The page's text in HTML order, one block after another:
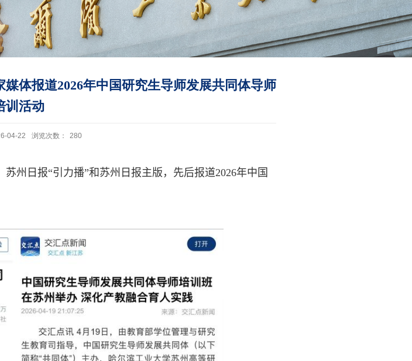
媒体报道2026年中国研究生导师发展共同体导师
训活动
04-22 浏览次数： 280
苏州日报“引力播”和苏州日报主版 ，先后报道2026年中国